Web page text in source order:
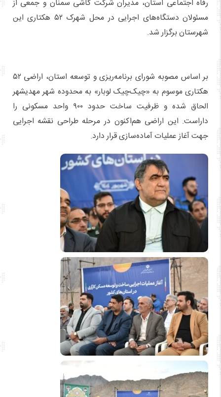
رفاه اجتماعی استان، مدیران شرکت کاشی سمنان و جمعی از
مسئولان دستگاه‌های اجرایی در محل شهرک ۵۲ هکتاری این
شهرستان برگزار شد.
بر اساس مصوبه شورای برنامه‌ریزی و توسعه استان، اراضی ۵۲
هکتاری موسوم به «چیک‌چیک لوبار» به محدوده شهر مهدیشهر
الحاق شده و ظرفیت ساخت حدود ۹۰۰ واحد مسکونی را
داراست. این اراضی هم‌اکنون در مرحله طراحی نقشه اجرایی
جهت آغاز عملیات آماده‌سازی قرار دارد.